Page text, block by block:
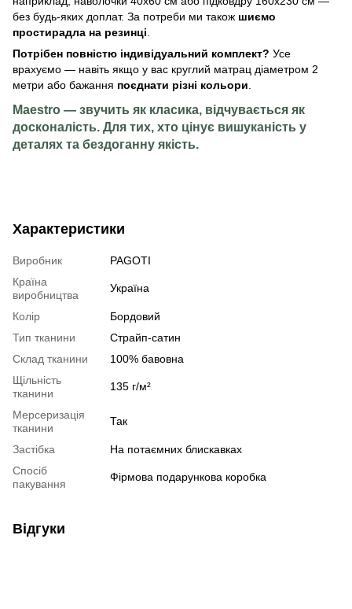
без будь-яких доплат. За потреби ми також шиємо
простирадла на резинці
Потрібен повністю індивідуальний комплект? Усе
врахуємо — навіть якщо у вас круглий матрац діаметром 2
метри або бажання поєднати різні кольори
Maestro — звучить як класика, відчувається як
досконалість. Для тих, хто цінує вишуканість у
деталях та бездоганну якість.
Характеристики
Виробник
PAGOTI
Країна
виробництва
Україна
Колір
Бордовий
Тип тканини
Страйп-сатин
Склад тканини
100% бавовна
Щільність
тканини
135 г/м²
Мерсеризація
тканини
Так
Застібка
На потаємних блискавках
Спосіб
пакування
Фірмова подарункова коробка
Відгуки